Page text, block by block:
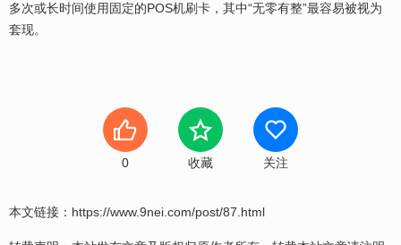
多次或长时间使用固定的POS机刷卡，其中“无零有整”最容易被视为
套现。
0 收藏 关注
本文链接： https://www.9nei.com/post/87.html